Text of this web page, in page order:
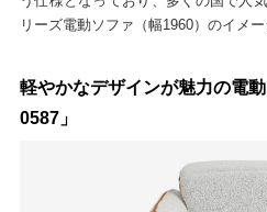
リーズ電動ソファ（幅1960）のイメー
軽やかなデザインが魅力の電
0587」